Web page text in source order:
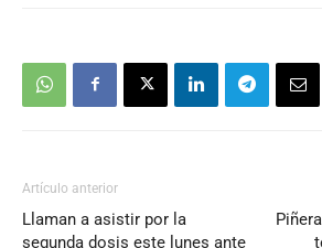
Artículo anterior
Llaman a asistir por la
segunda dosis este lunes ante